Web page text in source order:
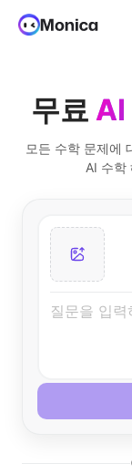
무료 AI
모든 수학 문제에
AI 수학